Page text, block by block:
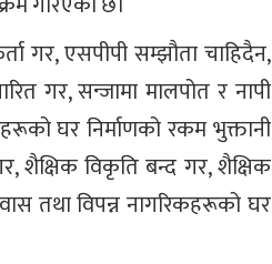
गर, एसपीपी सम्झौता चाहिदैन,
गर, सन्जामा मालपोत र नापी
घर निर्माणको रकम भुक्तानी
शैक्षिक विकृति बन्द गर, शैक्षिक
तथा विपन्न नागरिकहरूको घर